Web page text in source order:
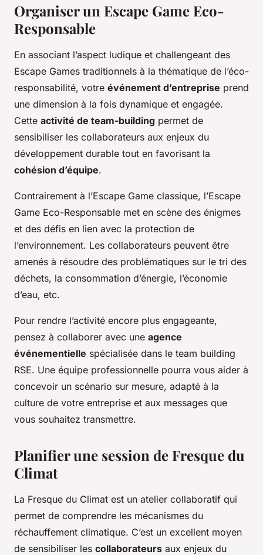
Organiser un Escape Game Eco-
Responsable
En associant l’aspect ludique et challengeant des
Escape Games traditionnels à la thématique de l’éco-
responsabilité, votre événement d’entreprise prend
une dimension à la fois dynamique et engagée.
Cette activité de team-building permet de
sensibiliser les collaborateurs aux enjeux du
développement durable tout en favorisant la
cohésion d’équipe.
Contrairement à l’Escape Game classique, l’Escape
Game Eco-Responsable met en scène des énigmes
et des défis en lien avec la protection de
l’environnement. Les collaborateurs peuvent être
amenés à résoudre des problématiques sur le tri des
déchets, la consommation d’énergie, l’économie
d’eau, etc.
Pour rendre l’activité encore plus engageante,
pensez à collaborer avec une agence
événementielle spécialisée dans le team building
RSE. Une équipe professionnelle pourra vous aider à
concevoir un scénario sur mesure, adapté à la
culture de votre entreprise et aux messages que
vous souhaitez transmettre.
Planifier une session de Fresque du
Climat
La Fresque du Climat est un atelier collaboratif qui
permet de comprendre les mécanismes du
réchauffement climatique. C’est un excellent moyen
de sensibiliser les collaborateurs aux enjeux du